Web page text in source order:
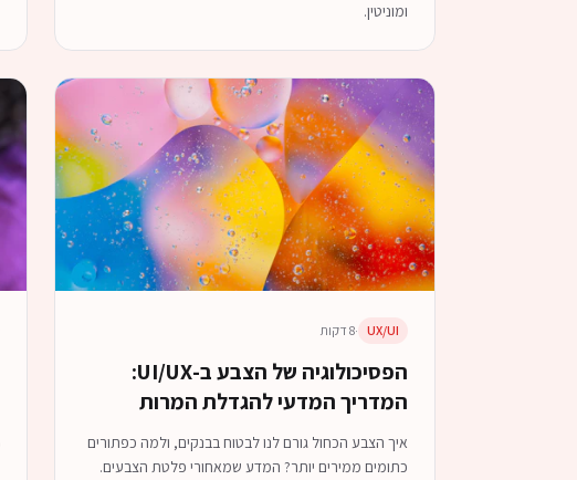
ומוניטין.
UX/UI
·8 דקות
הפסיכולוגיה של הצבע ב-UI/UX:
המדריך המדעי להגדלת המרות
איך הצבע הכחול גורם לנו לבטוח בבנקים, ולמה כפתורים
כתומים ממירים יותר? המדע שמאחורי פלטת הצבעים.